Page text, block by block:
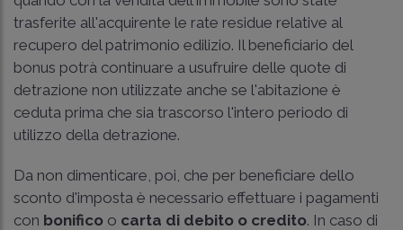
trasferite all'acquirente le rate residue relative al
recupero del patrimonio edilizio. Il beneficiario del
bonus potrà continuare a usufruire delle quote di
detrazione non utilizzate anche se l'abitazione è
ceduta prima che sia trascorso l'intero periodo di
utilizzo della detrazione.
Da non dimenticare, poi, che per beneficiare dello
sconto d'imposta è necessario effettuare i pagamenti
con bonifico o carta di debito o credito. In caso di